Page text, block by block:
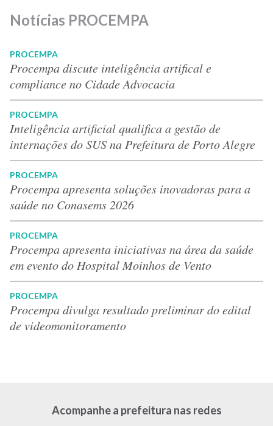
Notícias PROCEMPA
PROCEMPA
Procempa discute inteligência artifical e
compliance no Cidade Advocacia
PROCEMPA
Inteligência artificial qualifica a gestão de
internações do SUS na Prefeitura de Porto Alegre
PROCEMPA
Procempa apresenta soluções inovadoras para a
saúde no Conasems 2026
PROCEMPA
Procempa apresenta iniciativas na área da saúde
em evento do Hospital Moinhos de Vento
PROCEMPA
Procempa divulga resultado preliminar do edital
de videomonitoramento
Acompanhe a prefeitura nas redes